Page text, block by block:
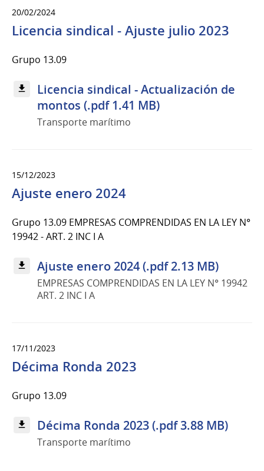
20/02/2024
Licencia sindical - Ajuste julio 2023
Grupo 13.09
Licencia sindical - Actualización de
montos (.pdf 1.41 MB)
Transporte marítimo
15/12/2023
Ajuste enero 2024
Grupo 13.09 EMPRESAS COMPRENDIDAS EN LA LEY N°
19942 - ART. 2 INC I A
Ajuste enero 2024 (.pdf 2.13 MB)
EMPRESAS COMPRENDIDAS EN LA LEY N° 19942
ART. 2 INC I A
17/11/2023
Décima Ronda 2023
Grupo 13.09
Décima Ronda 2023 (.pdf 3.88 MB)
Transporte marítimo